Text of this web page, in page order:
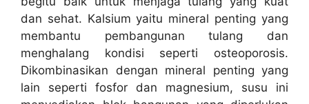
dan sehat. Kalsium yaitu mineral penting yang
membantu pembangunan tulang dan
menghalang kondisi seperti osteoporosis.
Dikombinasikan dengan mineral penting yang
lain seperti fosfor dan magnesium, susu ini